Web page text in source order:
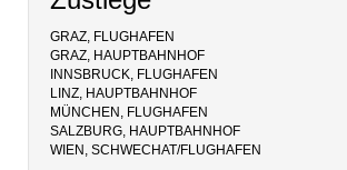
GRAZ, FLUGHAFEN
GRAZ, HAUPTBAHNHOF
INNSBRUCK, FLUGHAFEN
LINZ, HAUPTBAHNHOF
MÜNCHEN, FLUGHAFEN
SALZBURG, HAUPTBAHNHOF
WIEN, SCHWECHAT/FLUGHAFEN